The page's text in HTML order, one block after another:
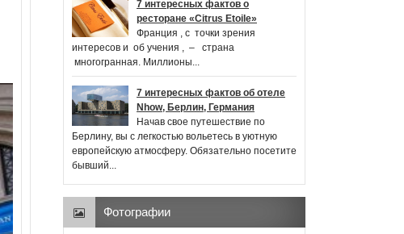
7 интересных фактов о
ресторане «Citrus Etoile»
Франция , с точки зрения
интересов и об учения , ‒ страна
многогранная. Миллионы...
7 интересных фактов об отеле
Nhow, Берлин, Германия
Начав свое путешествие по
Берлину, вы с легкостью вольетесь в уютную
европейскую атмосферу. Обязательно посетите
бывший...
Фотографии